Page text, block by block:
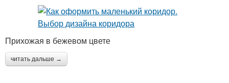
Прихожая в бежевом цвете
читать дальше →